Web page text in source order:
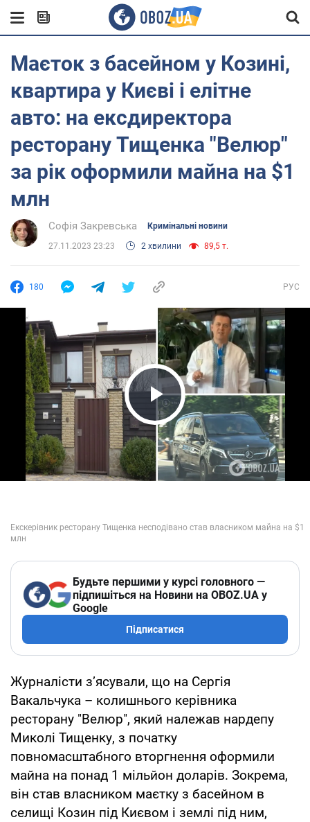
Маєток з басейном у Козині,
квартира у Києві і елітне
авто: на ексдиректора
ресторану Тищенка "Велюр"
за рік оформили майна на $1
млн
Софія Закревська Кримінальні новини
27.11.2023 23:23 2 хвилини 89,5 т.
180 РУС
Play Video
Будьте першими у курсі головного —
підпишіться на Новини на OBOZ.UA у
Google
Підписатися
Журналісти зʼясували, що на Сергія
Вакальчука – колишнього керівника
ресторану "Велюр", який належав нардепу
Миколі Тищенку, з початку
повномасштабного вторгнення оформили
майна на понад 1 мільйон доларів. Зокрема,
він став власником маєтку з басейном в
селищі Козин під Києвом і землі під ним,